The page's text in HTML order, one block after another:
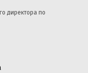
директора по